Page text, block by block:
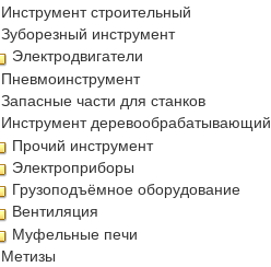
Инструмент строительный
Зуборезный инструмент
Электродвигатели
Пневмоинструмент
Запасные части для станков
Инструмент деревообрабатывающий
Прочий инструмент
Электроприборы
Грузоподъёмное оборудование
Вентиляция
Муфельные печи
Метизы